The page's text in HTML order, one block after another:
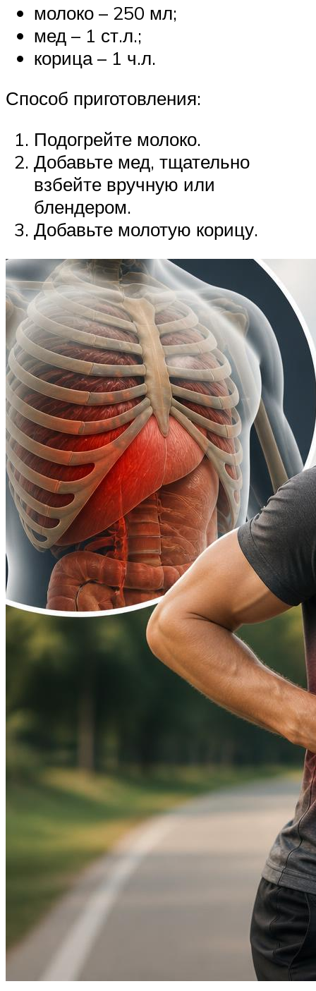
молоко – 250 мл;
мед – 1 ст.л.;
корица – 1 ч.л.
Способ приготовления:
Подогрейте молоко.
Добавьте мед, тщательно
взбейте вручную или
блендером.
Добавьте молотую корицу.